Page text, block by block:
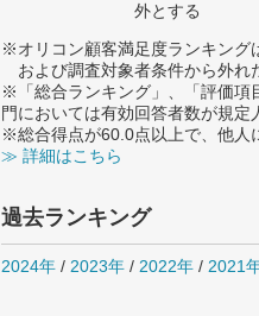
外とする
※オリコン顧客満足度ランキング
および調査対象者条件から外れ
※「総合ランキング」、「評価項
門においては有効回答者数が規定
※総合得点が60.0点以上で、他人
≫ 詳細はこちら
過去ランキング
2024年 / 2023年 / 2022年 / 2021